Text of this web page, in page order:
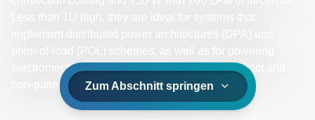
electromechanical devices and non-patient contact and
non-patient critical medical applications.
Zum Abschnitt springen